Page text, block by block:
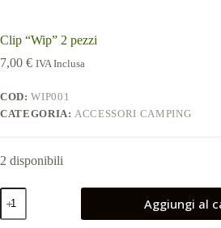
Clip “Wip” 2 pezzi
7,00 € IVA Inclusa
COD:WIP001
CATEGORIA: ACCESSORI CAMPING
2 disponibili
Clip
"Wip"
2
Aggiungi al